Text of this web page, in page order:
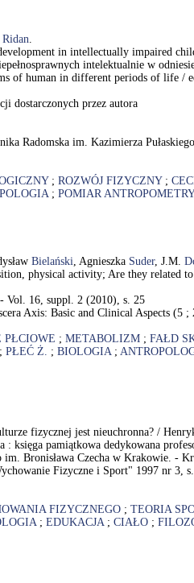
Ridan.
in intellectually impaired
intelektualnie w
of human in different periods of life /
dostarczonych przez autora
Radomska im. Kazimierza
; ROZWÓJ FIZYCZNY;
; POMIAR
Bielański, Agnieszka Suder, J.M.
physical activity; Are they related
Vol. 16, suppl. 2 (2010), s. 25
Axis: Basic and Clinical Aspects (5
PŁCIOWE ; METABOLIZM ; FAŁD
; PŁEĆ Ż. ; BIOLOGIA;
fizycznej jest nieuchronna? /
: księga pamiątkowa dedykowana
Bronisława Czecha w Krakowie. -
Fizyczne i Sport" 1997 nr 3,
FIZYCZNEGO ; TEORIA
; EDUKACJA; CIAŁO ;